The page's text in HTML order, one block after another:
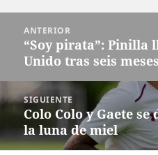
entradas
ANTERIOR
Entrada
anterior:
“Soy pirata”: Pinilla
Unido tras seis
SIGUIENTE
Entrada
siguiente:
Colo Colo y Gaete
la luna de miel